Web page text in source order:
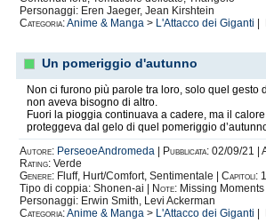
Risata.
Impressione.
Finzione.
Amore.
Speranza.
Irraggiungibile.
Traguardo.
Esasperante.
Personaggi: Eren Jaeger, Jean Kirshtein
Categoria:Anime & Manga > L'Attacco dei Giganti |
Un pomeriggio d'autunno
Non ci furono più parole tra loro, solo quel gesto
non aveva bisogno di altro.
Fuori la pioggia continuava a cadere, ma il
proteggeva dal gelo di quel pomeriggio
Autore: PerseoeAndromeda Pubblicata: 02/09/21 |
Rating: Verde
Genere: Fluff, Hurt/Comfort, Sentimentale | Capitoli:
Tipo di coppia: Shonen-ai |
Note: Missing Moments |
Personaggi: Erwin Smith, Levi Ackerman
Categoria:Anime & Manga > L'Attacco dei Giganti |